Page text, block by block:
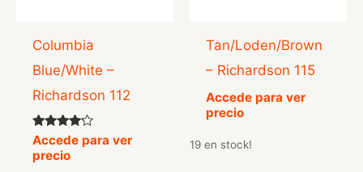
Columbia
Blue/White –
Richardson 112
Valorado
con
4.00
Accede para ver
precio
Tan/Loden/Brown
– Richardson 115
Accede para ver
precio
19 en stock!